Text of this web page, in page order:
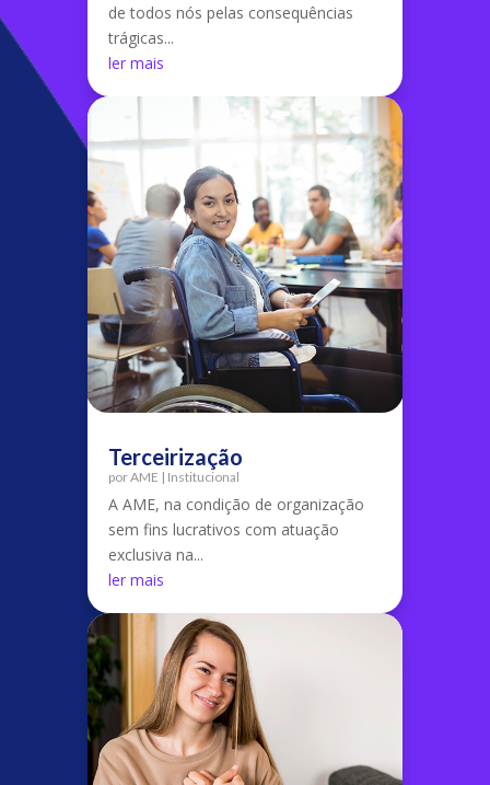
de todos nós pelas consequências
trágicas...
ler mais
Terceirização
porAME | Institucional
A AME, na condição de organização
sem fins lucrativos com atuação
exclusiva na...
ler mais